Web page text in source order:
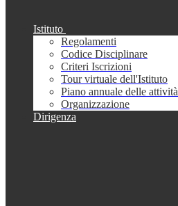
Istituto
Regolamenti
Codice Disciplinare
Criteri Iscrizioni
Tour virtuale dell'Istituto
Piano annuale delle attività
Organizzazione
Dirigenza